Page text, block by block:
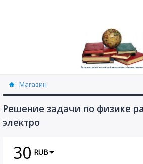
Магазин
Физика, химия (рассылаю Doc+PDF)
Решение задачи по физике
электро
30 RUB